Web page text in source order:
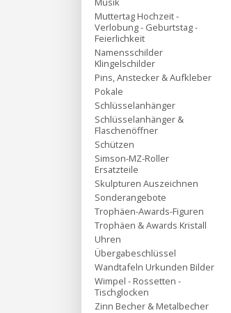
Muttertag Hochzeit -
Verlobung - Geburtstag -
Feierlichkeit
Namensschilder
Klingelschilder
Pins, Anstecker & Aufkleber
Pokale
Schlüsselanhänger
Schlüsselanhänger &
Flaschenöffner
Schützen
Simson-MZ-Roller
Ersatzteile
Skulpturen Auszeichnen
Sonderangebote
Trophäen-Awards-Figuren
Trophäen & Awards Kristall
Uhren
Übergabeschlüssel
Wandtafeln Urkunden Bilder
Wimpel - Rossetten -
Tischglocken
Zinn Becher & Metalbecher